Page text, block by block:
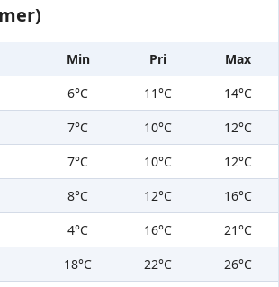
Min Pri
Max
6°C 11°C
14°C
7°C 10°C
12°C
7°C 10°C
12°C
8°C 12°C
16°C
4°C 16°C
21°C
18°C 22°C
26°C